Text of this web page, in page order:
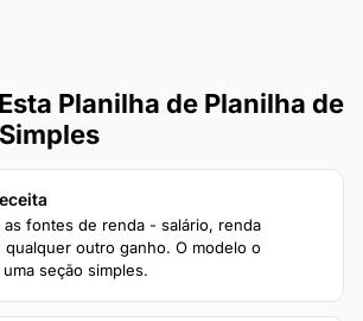
Planilha de Planilha de
as fontes de renda - salário, renda
qualquer outro ganho. O modelo o
seção simples.